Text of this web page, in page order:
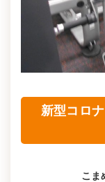
新型コロ
こま